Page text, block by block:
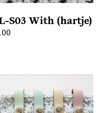
S03 With (hartje)